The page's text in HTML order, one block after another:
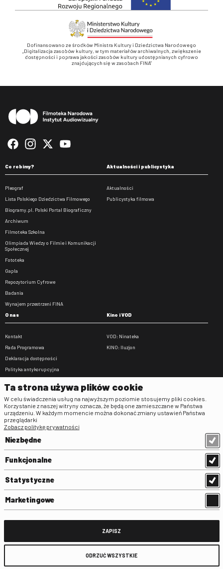
Dofinansowano ze środków Ministra Kultury i Dziedzictwa Narodowego
„Digitalizacja zasobów kultury, w tym materiałów archiwalnych, zwiększenie
dostępności i poprawa jakości zasobów kultury udostępnianych cyfrowo
znajdujących się w zasobach FINA”
Co robimy?
Pleograf
Lista Polskiego Dziedzictwa Filmowego
Biogramy.pl. Polski Portal Biograficzny
Archiwum
Filmoteka Szkolna
Olimpiada Wiedzy o Filmie i Komunikacji
Społecznej
Fototeka
Gapla
Repozytorium Cyfrowe
Badania
Wynajem przestrzeni FINA
Aktualności i publicystyka
Aktualności
Publicystyka filmowa
O nas
Kontakt
Rada Programowa
Deklaracja dostępności
Polityka antykorupcyjna
Zamówienia publiczne
Praca w FINA
Kino i VOD
VOD: Ninateka
KINO: Iluzjon
Regulaminy
Klauzula informacyjna RODO
Regulamin użytkowania parkingu
Standardy ochrony małoletnich
Regulamin kina Iluzjon
Ta strona używa plików cookie
W celu świadczenia usług na najwyższym poziomie stosujemy pliki cookies.
Korzystanie z naszej witryny oznacza, że będą one zamieszczane w Państwa
urządzeniu. W każdym momencie można dokonać zmiany ustawień Państwa
przeglądarki
Zobacz politykę prywatności
Niezbędne
Funkcjonalne
Statystyczne
Marketingowe
ZAPISZ
ODRZUĆ WSZYSTKIE